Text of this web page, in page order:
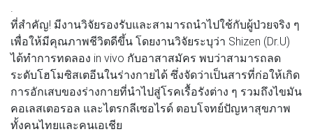
.
ที่สำคัญ! มีงานวิจัยรองรับและสามารถนำไปใช้กับผู้ป่วยจริง ๆ
เพื่อให้มีคุณภาพชีวิตดีขึ้น โดยงานวิจัยระบุว่า Shizen (Dr.U)
ได้ทำการทดลอง in vivo กับอาสาสมัคร พบว่าสามารถลด
ระดับโฮโมซิสเตอีนในร่างกายได้ ซึ่งจัดว่าเป็นสารที่ก่อให้เกิด
การอักเสบของร่างกายที่นำไปสู่โรคเรื้อรังต่าง ๆ รวมถึงไขมัน
คอเลสเตอรอล และไตรกลีเซอไรด์ ตอบโจทย์ปัญหาสุขภาพ
ทั้งคนไทยและคนเอเชีย